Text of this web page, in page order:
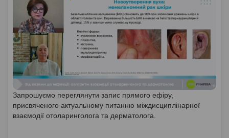
Запрошуємо переглянути запис прямого ефіру,
присвяченого актуальному питанню міждисциплінарної
взаємодії отоларинголога та дерматолога.